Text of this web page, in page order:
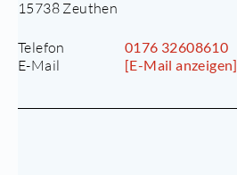
15738 Zeuthen
Telefon 0176 32608610
E-Mail [E-Mail anzeigen]